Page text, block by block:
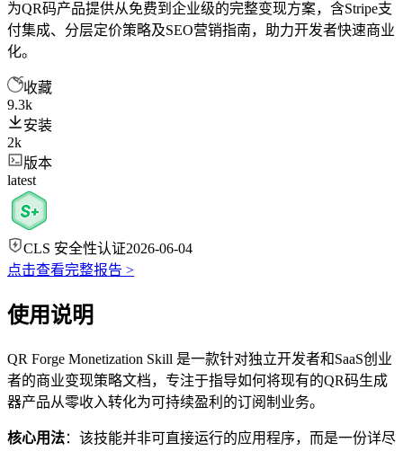
为QR码产品提供从免费到企业级的完整变现方案，含Stripe支
付集成、分层定价策略及SEO营销指南，助力开发者快速商业
化。
收藏
9.3k
安装
2k
版本
latest
CLS 安全性认证2026-06-04
点击查看完整报告 >
使用说明
QR Forge Monetization Skill 是一款针对独立开发者和SaaS创业
者的商业变现策略文档，专注于指导如何将现有的QR码生成
器产品从零收入转化为可持续盈利的订阅制业务。
核心用法：该技能并非可直接运行的应用程序，而是一份详尽